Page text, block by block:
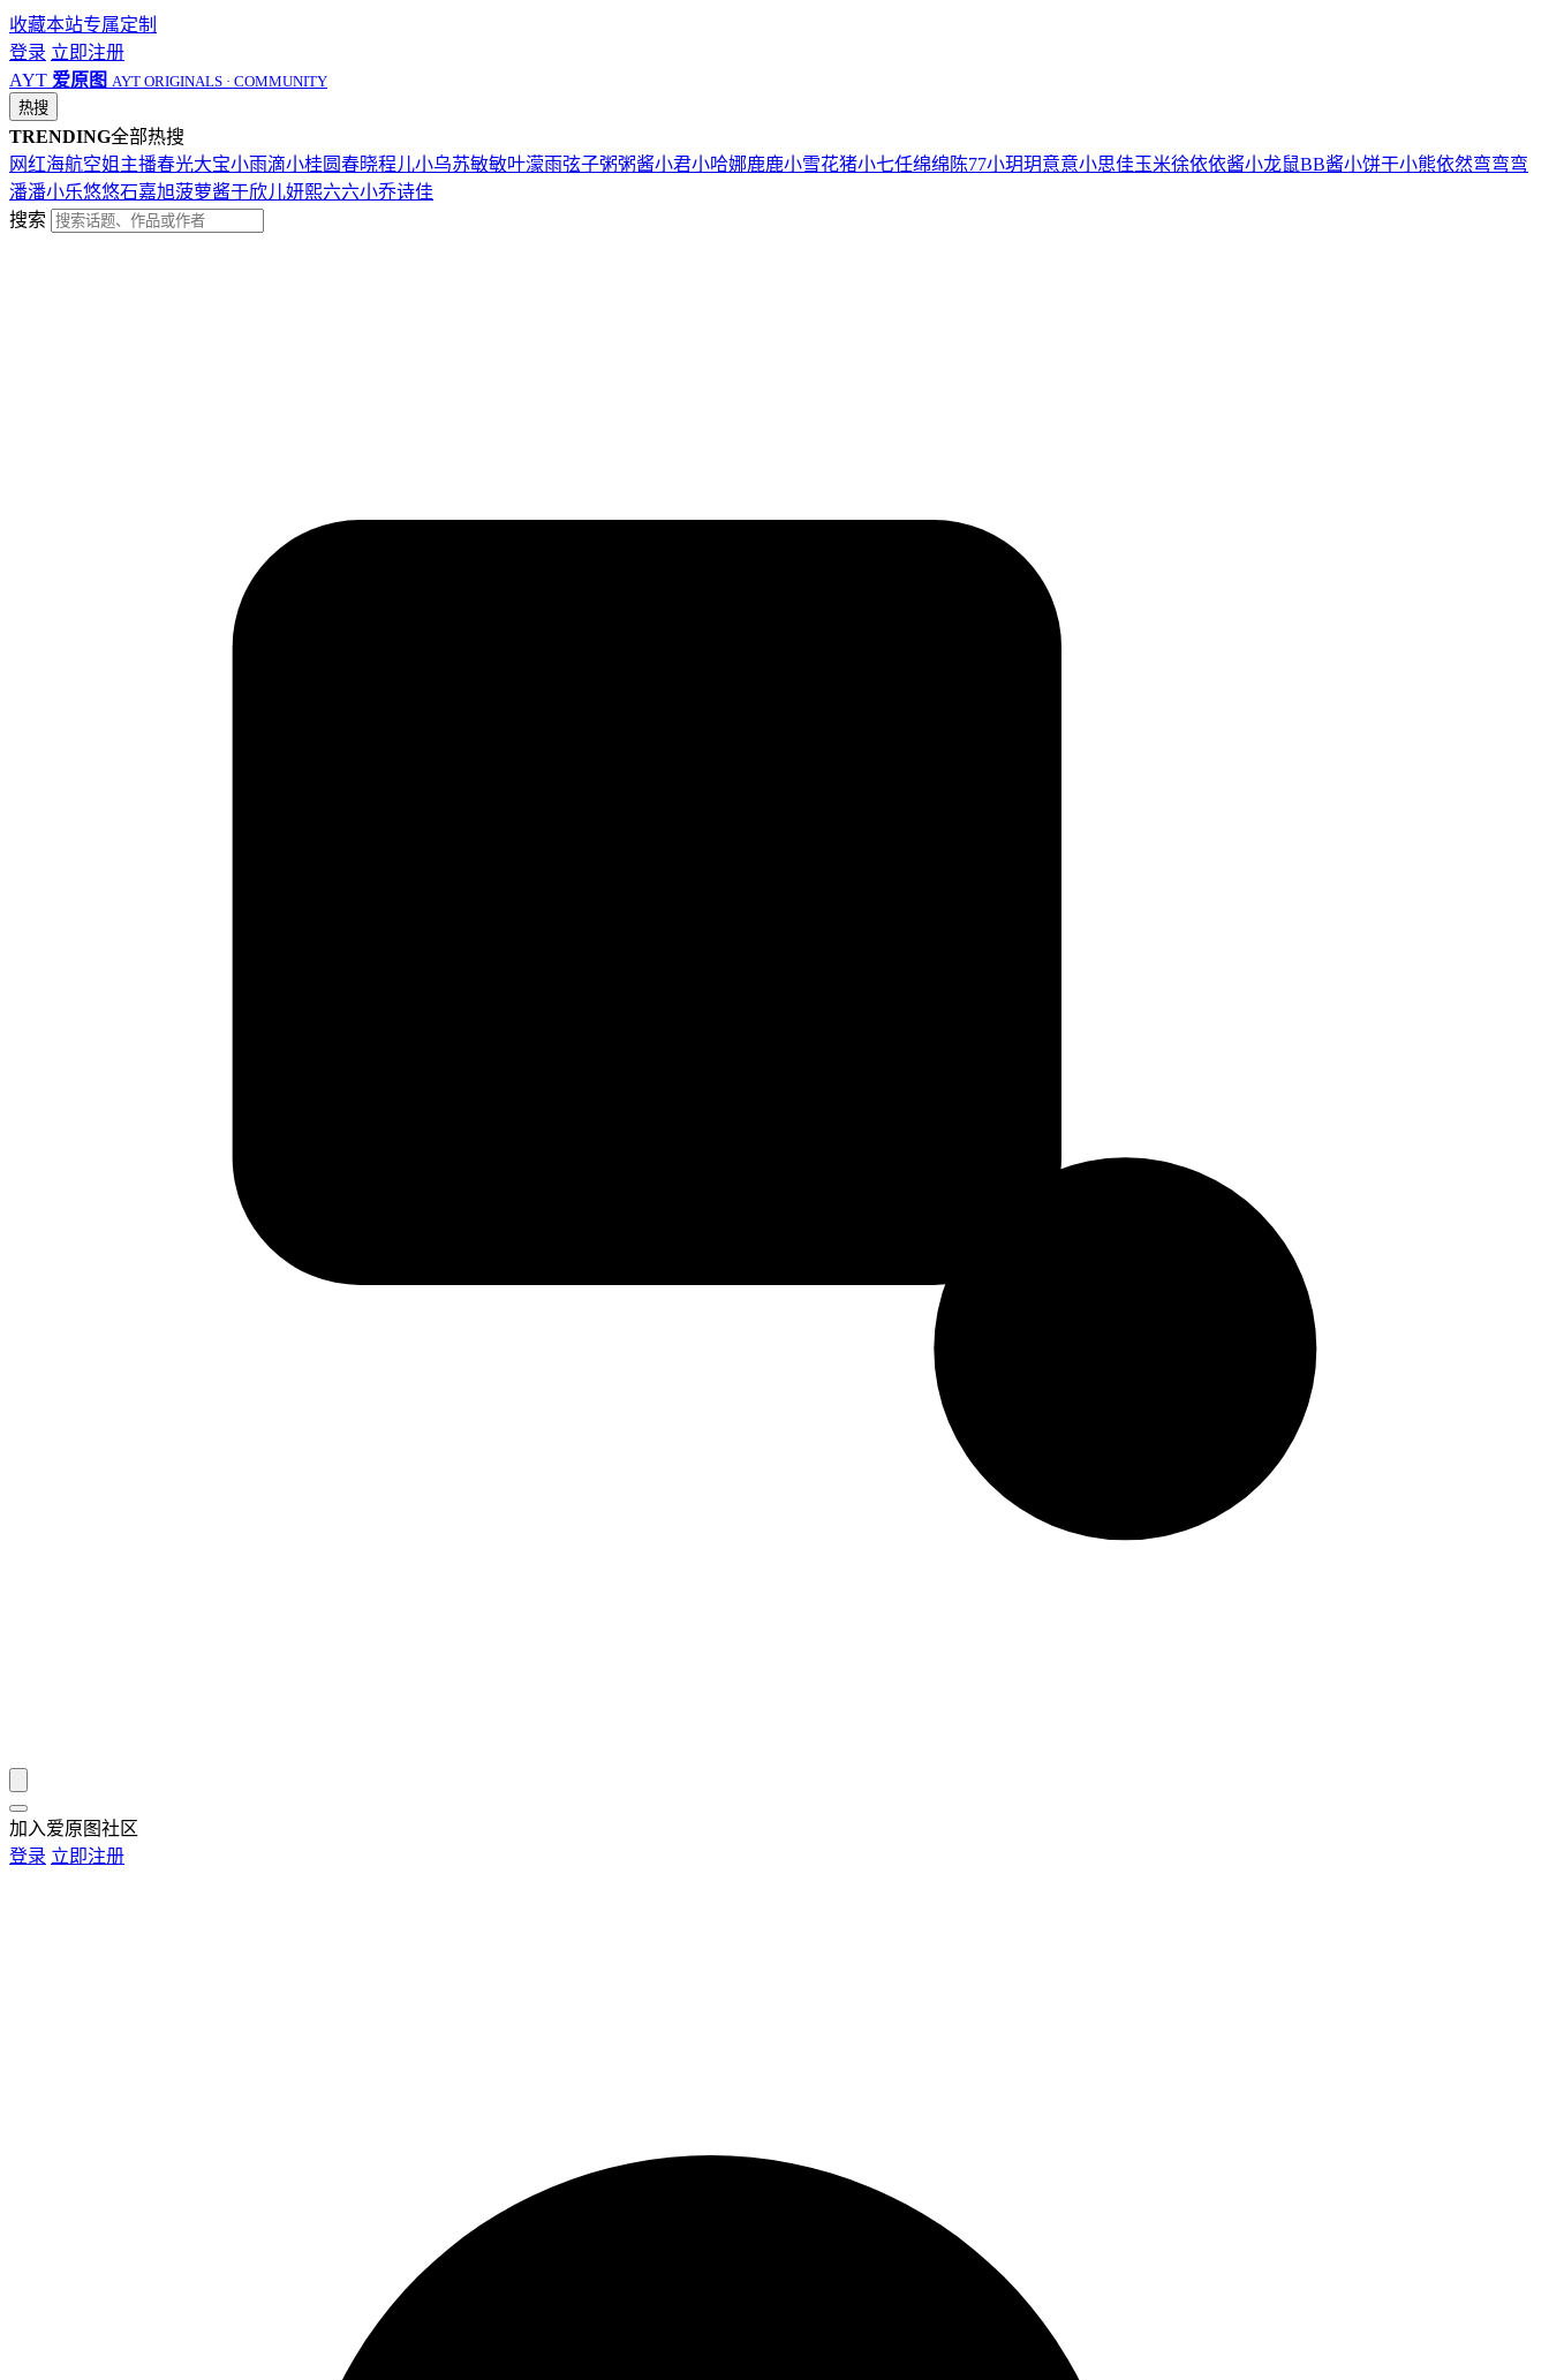
收藏本站专属定制
登录 立即注册
AYT 爱原图 AYT ORIGINALS · COMMUNITY
热搜
TRENDING全部热搜
网红海航空姐 主播春光大宝小雨滴小桂圆春晓程儿小乌苏敏敏叶濛雨弦子粥粥酱小君小哈娜鹿鹿小雪花猪小七任绵绵 陈77小玥玥意意小思佳玉米徐依依酱小龙鼠BB酱小饼干小熊依然弯弯弯
潘潘小乐悠悠石嘉旭菠萝酱于欣儿妍熙六六小乔诗佳
搜索
加入爱原图社区
登录 立即注册